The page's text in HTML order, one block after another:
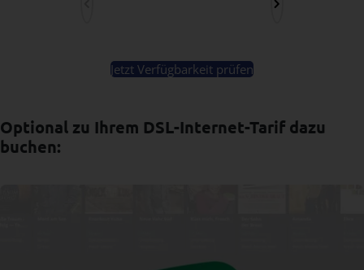
Jetzt Verfügbarkeit prüfen
Optional zu Ihrem DSL-Internet-Tarif dazu
buchen: